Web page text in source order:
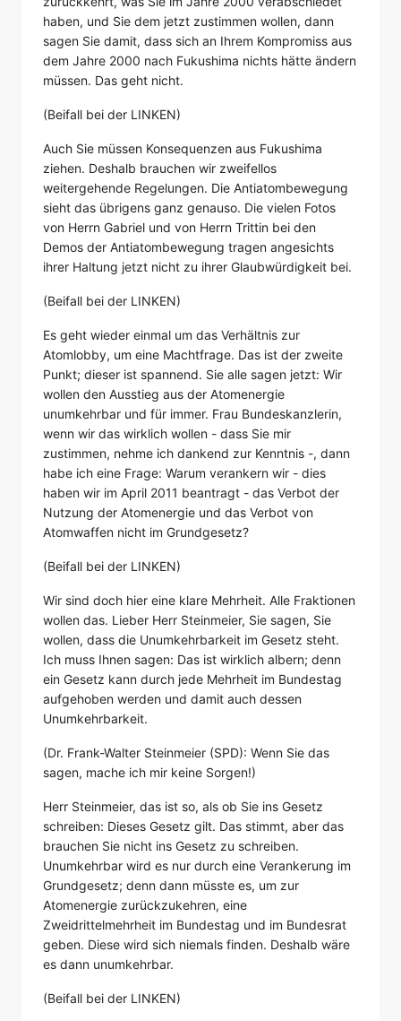
haben, und Sie dem jetzt zustimmen wollen, dann
sagen Sie damit, dass sich an Ihrem Kompromiss aus
dem Jahre 2000 nach Fukushima nichts hätte ändern
müssen. Das geht nicht.
(Beifall bei der LINKEN)
Auch Sie müssen Konsequenzen aus Fukushima
ziehen. Deshalb brauchen wir zweifellos
weitergehende Regelungen. Die Antiatombewegung
sieht das übrigens ganz genauso. Die vielen Fotos
von Herrn Gabriel und von Herrn Trittin bei den
Demos der Antiatombewegung tragen angesichts
ihrer Haltung jetzt nicht zu ihrer Glaubwürdigkeit bei.
(Beifall bei der LINKEN)
Es geht wieder einmal um das Verhältnis zur
Atomlobby, um eine Machtfrage. Das ist der zweite
Punkt; dieser ist spannend. Sie alle sagen jetzt: Wir
wollen den Ausstieg aus der Atomenergie
unumkehrbar und für immer. Frau Bundeskanzlerin,
wenn wir das wirklich wollen - dass Sie mir
zustimmen, nehme ich dankend zur Kenntnis -, dann
habe ich eine Frage: Warum verankern wir - dies
haben wir im April 2011 beantragt - das Verbot der
Nutzung der Atomenergie und das Verbot von
Atomwaffen nicht im Grundgesetz?
(Beifall bei der LINKEN)
Wir sind doch hier eine klare Mehrheit. Alle Fraktionen
wollen das. Lieber Herr Steinmeier, Sie sagen, Sie
wollen, dass die Unumkehrbarkeit im Gesetz steht.
Ich muss Ihnen sagen: Das ist wirklich albern; denn
ein Gesetz kann durch jede Mehrheit im Bundestag
aufgehoben werden und damit auch dessen
Unumkehrbarkeit.
(Dr. Frank-Walter Steinmeier (SPD): Wenn Sie das
sagen, mache ich mir keine Sorgen!)
Herr Steinmeier, das ist so, als ob Sie ins Gesetz
schreiben: Dieses Gesetz gilt. Das stimmt, aber das
brauchen Sie nicht ins Gesetz zu schreiben.
Unumkehrbar wird es nur durch eine Verankerung im
Grundgesetz; denn dann müsste es, um zur
Atomenergie zurückzukehren, eine
Zweidrittelmehrheit im Bundestag und im Bundesrat
geben. Diese wird sich niemals finden. Deshalb wäre
es dann unumkehrbar.
(Beifall bei der LINKEN)